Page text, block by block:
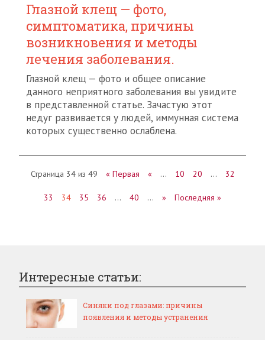
Глазной клещ — фото,
симптоматика, причины
возникновения и методы
лечения заболевания.
Глазной клещ — фото и общее описание
данного неприятного заболевания вы увидите
в представленной статье. Зачастую этот
недуг развивается у людей, иммунная система
которых существенно ослаблена.
Страница 34 из 49 « Первая « … 10 20 … 32
33 34 35 36 … 40 … » Последняя »
Интересные статьи:
Синяки под глазами: причины
появления и методы устранения